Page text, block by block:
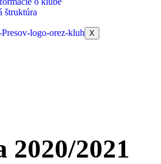
štruktúra
X
2020/2021